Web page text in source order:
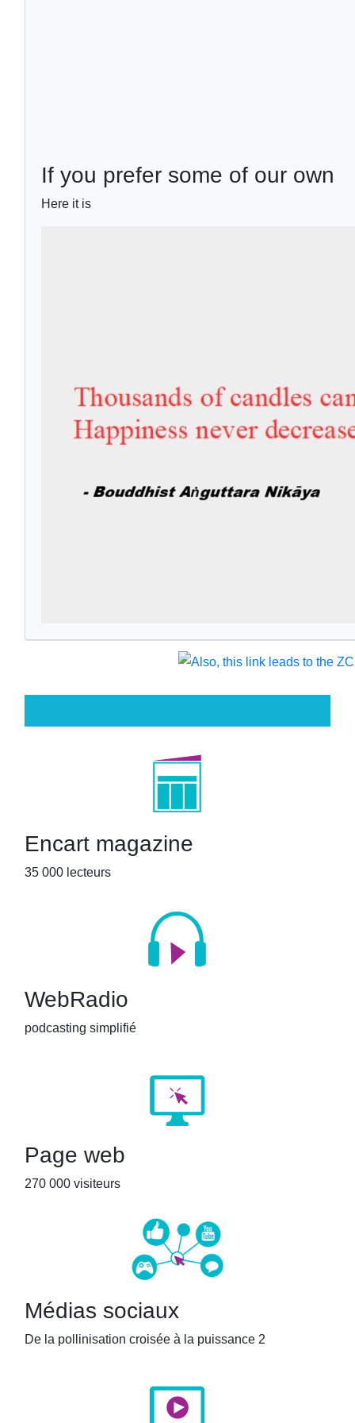
If you prefer some of our own
Here it is
Encart magazine
35 000 lecteurs
WebRadio
podcasting simplifié
Page web
270 000 visiteurs
Médias sociaux
De la pollinisation croisée à la puissance 2